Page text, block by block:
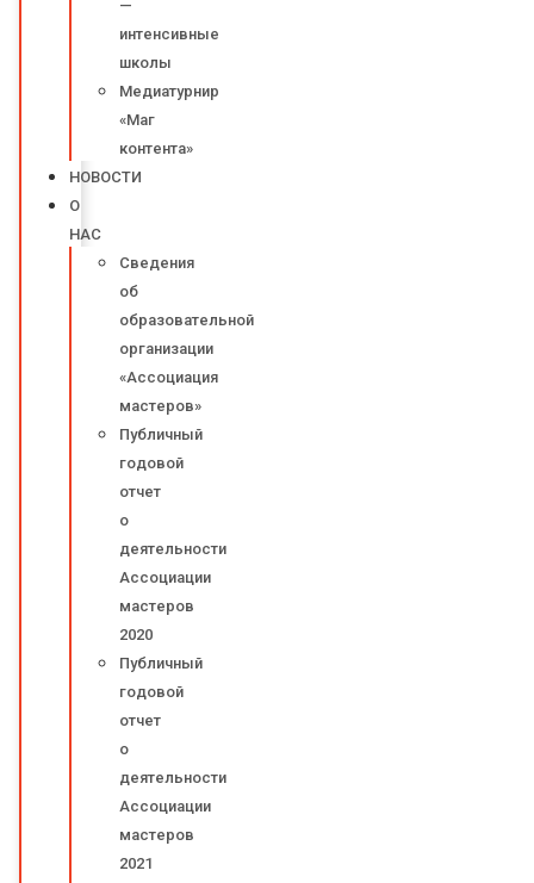
—
интенсивные
школы
Медиатурнир
«Маг
контента»
НОВОСТИ
О
НАС
Сведения
об
образовательной
организации
«Ассоциация
мастеров»
Публичный
годовой
отчет
о
деятельности
Ассоциации
мастеров
2020
Публичный
годовой
отчет
о
деятельности
Ассоциации
мастеров
2021